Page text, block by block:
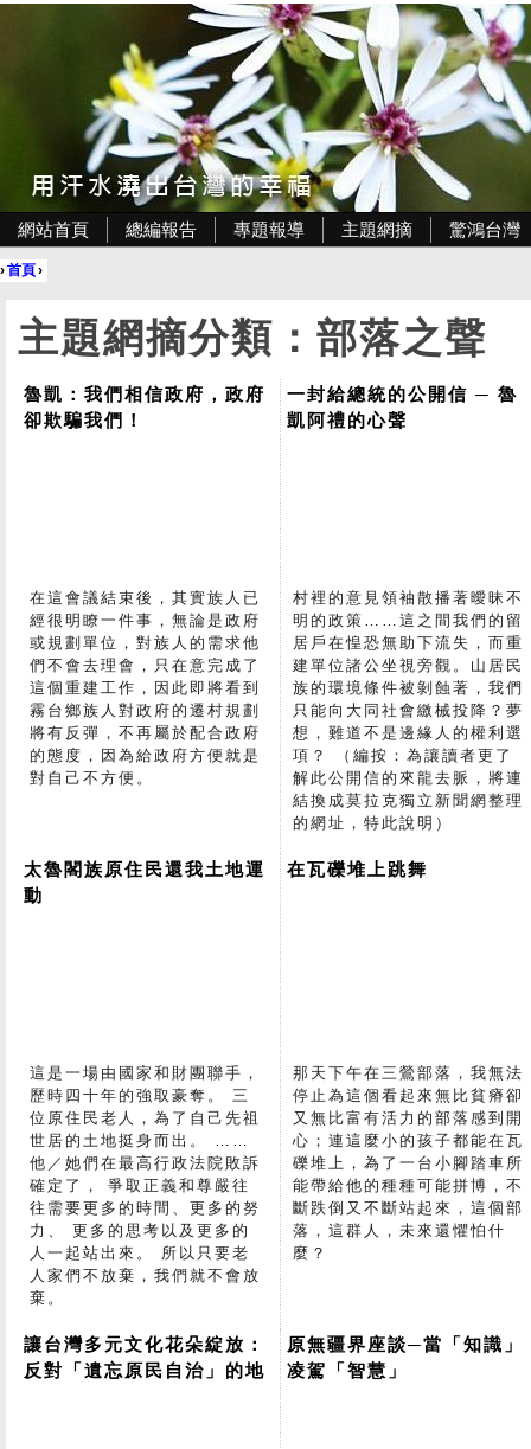
網站首頁 總編報告 專題報導 主題網摘 驚鴻台灣
›首頁›
主題網摘分類：部落之聲
魯凱：我們相信政府，政府
卻欺騙我們！
在這會議結束後，其實族人已
經很明瞭一件事，無論是政府
或規劃單位，對族人的需求他
們不會去理會，只在意完成了
這個重建工作，因此即將看到
霧台鄉族人對政府的遷村規劃
將有反彈，不再屬於配合政府
的態度，因為給政府方便就是
對自己不方便。
一封給總統的公開信 ─ 魯
凱阿禮的心聲
村裡的意見領袖散播著曖昧不
明的政策……這之間我們的留
居戶在惶恐無助下流失，而重
建單位諸公坐視旁觀。山居民
族的環境條件被剝蝕著，我們
只能向大同社會繳械投降？夢
想，難道不是邊緣人的權利選
項？ （編按：為讓讀者更了
解此公開信的來龍去脈，將連
結換成莫拉克獨立新聞網整理
的網址，特此說明）
太魯閣族原住民還我土地運
動
這是一場由國家和財團聯手，
歷時四十年的強取豪奪。 三
位原住民老人，為了自己先祖
世居的土地挺身而出。 ……
他／她們在最高行政法院敗訴
確定了， 爭取正義和尊嚴往
往需要更多的時間、更多的努
力、 更多的思考以及更多的
人一起站出來。 所以只要老
人家們不放棄，我們就不會放
棄。
在瓦礫堆上跳舞
那天下午在三鶯部落，我無法
停止為這個看起來無比貧瘠卻
又無比富有活力的部落感到開
心；連這麼小的孩子都能在瓦
礫堆上，為了一台小腳踏車所
能帶給他的種種可能拼博，不
斷跌倒又不斷站起來，這個部
落，這群人，未來還懼怕什
麼？
讓台灣多元文化花朵綻放：
反對「遺忘原民自治」的地
原無疆界座談─當「知識」
凌駕「智慧」